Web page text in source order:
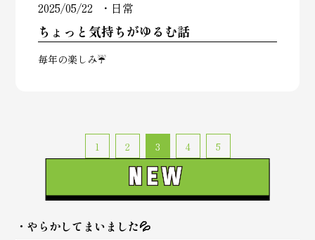
2025/05/22 日常
ちょっと気持ちがゆるむ話
毎年の楽しみ☔️
1 2 3 4 5
やらかしてまいました💦